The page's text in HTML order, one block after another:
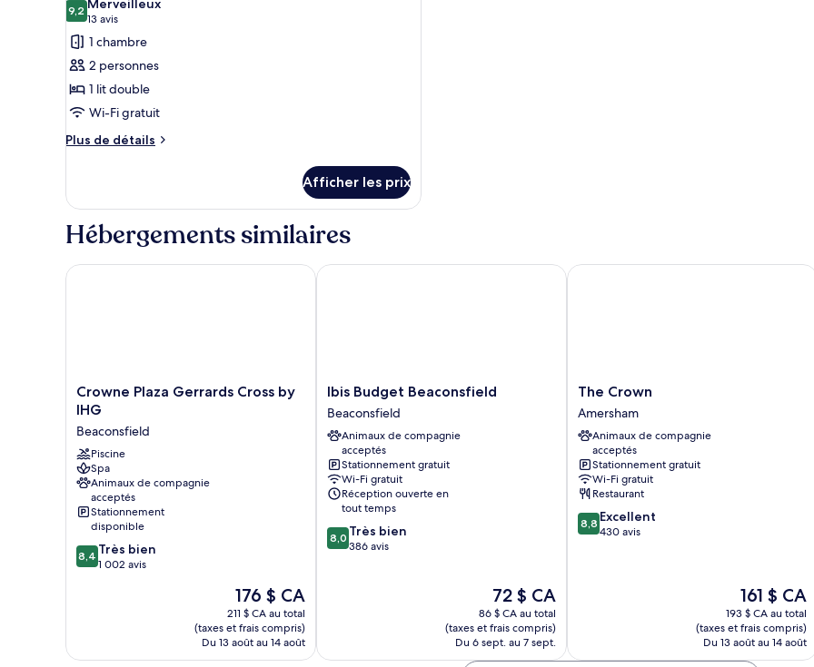
les
photos
pour
ce
type
de
chambre :
9,29,2 sur 10
Merveilleux
13 avis
(13 avis)
1 chambre
2 personnes
1 lit double
Wi-Fi gratuit
Plus de détails
Plus
Cosy
Afficher les prix
Hébergements similaires
Crowne
Plaza
Cross
by
IHG
Beaconsfield
Crowne Plaza Gerrards Cross by
IHG
Beaconsfield
Piscine
Spa
Animaux de compagnie
acceptés
Stationnement
disponible
8.4
sur
8,4 Très bien
1 002 avis
Le
prix
est
de
176 $ CA
176 $ CA
211 $ CA au total
(taxes et frais compris)
Du 13 août au 14 août
Crowne Plaza Gerrards Cross by IHG
Ibis
Budget
Beaconsfield
Beaconsfield
Ibis Budget Beaconsfield
Beaconsfield
Animaux de compagnie
acceptés
Stationnement gratuit
Wi-Fi gratuit
Réception ouverte en
tout temps
8.0
sur
8,0 Très bien
386 avis
Le
prix
est
de
72 $ CA
72 $ CA
86 $ CA au total
(taxes et frais compris)
Du 6 sept. au 7 sept.
Ibis Budget Beaconsfield
The
Crown
Amersham
The Crown
Amersham
Animaux de compagnie
acceptés
Stationnement gratuit
Wi-Fi gratuit
Restaurant
8.8
sur
8,8 Excellent
430 avis
Le
prix
est
de
161 $ CA
161 $ CA
193 $ CA au total
(taxes et frais compris)
Du 13 août au 14 août
The Crown